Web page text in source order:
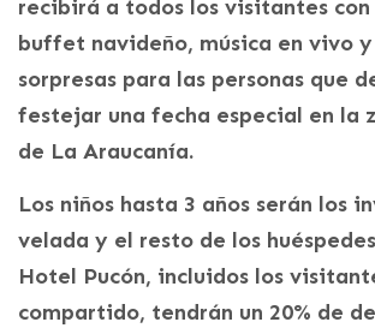
recibirá a todos los visitantes
buffet navideño, música en vivo y
sorpresas para las personas que
festejar una fecha especial en la
de La Araucanía.
Los niños hasta 3 años serán los
velada y el resto de los
Hotel Pucón, incluidos los
compartido, tendrán un 20% de